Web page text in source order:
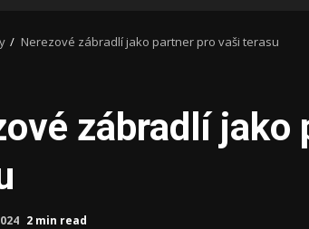
Nerezové zábradlí jako partner pro vaši terasu
zábradlí jako
2 min read